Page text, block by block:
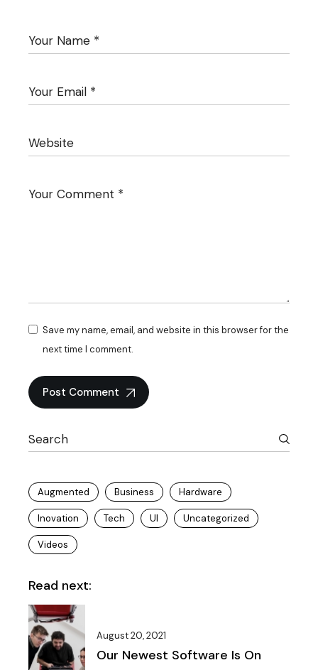
Save my name, email, and website in this browser for the
next time I comment.
Post Comment
Augmented Business Hardware
Inovation Tech UI Uncategorized
Videos
Read next:
August 20, 2021
Our Newest Software Is On